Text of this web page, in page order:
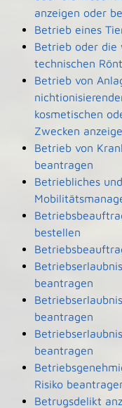
anzeigen oder
Betrieb eines
Betrieb oder die
technischen
Betrieb von
kosmetischen
Zwecken
Betrieb von
beantragen
Betriebliches
bestellen
beantragen
beantragen
beantragen
Risiko
Betrugsdelikt